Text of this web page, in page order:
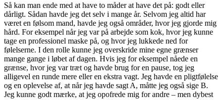
Så kan man ende med at have to måder at have det på: godt eller
dårligt. Sådan havde jeg det selv i mange år. Selvom jeg altid har
været en følsom mand, havde jeg også områder, hvor jeg gjorde mig
hård. For eksempel når jeg var på arbejde som kok, hvor jeg kunne
tage en professionel maske på, og hvor jeg lukkede ned for
følelserne. I den rolle kunne jeg overskride mine egne grænser
mange gange i løbet af dagen. Hvis jeg for eksempel nåede en
grænse, hvor jeg var træt og havde brug for en pause, tog jeg
alligevel en runde mere eller en ekstra vagt. Jeg havde en pligtfølelse
og en oplevelse af, at når jeg havde sagt A, måtte jeg også sige B.
Jeg kunne godt mærke, at jeg opofrede mig for andre – men dybest